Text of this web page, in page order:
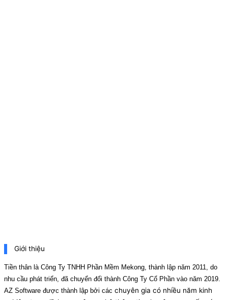
Giới thiệu
Tiền thân là Công Ty TNHH Phần Mềm Mekong, thành lập năm 2011, do
nhu cầu phát triển, đã chuyển đổi thành Công Ty Cổ Phần vào năm 2019.
AZ Software được thành lập bởi các chuyên gia có nhiều năm kinh